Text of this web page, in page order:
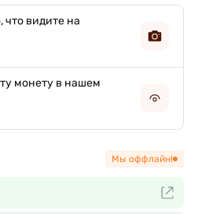
что видите на
монету в нашем
Мы оффлайн!